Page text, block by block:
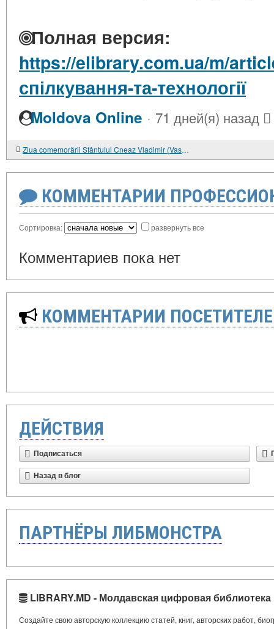
Полная версия:
https://elibrary.com.ua/m/
спілкування-та-технології
Moldova Online · 71 дней(я) назад
Ziua comemorării Sfântului Cneaz Vladimir (Vasiliy) cel Sfințit și Apostol egal cu Apostolii
КОММЕНТАРИИ
Сортировка: развернуть все
Комментариев пока нет
КОММЕНТАРИИ
ДЕЙСТВИЯ
Подписаться
Назад в блог
ПАРТНЁРЫ ЛИБМОНСТРА
LIBRARY.MD - Молдавская цифровая библиотека
Создайте свою авторскую коллекцию статей, книг, авторских работ,